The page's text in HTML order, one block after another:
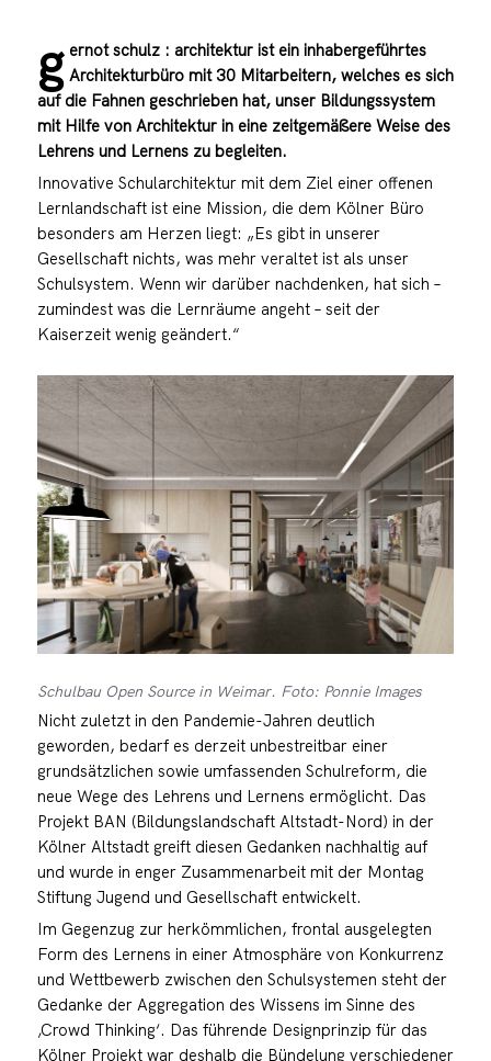
g ernot schulz : architektur ist ein inhabergeführtes
Architekturbüro mit 30 Mitarbeitern, welches es sich
auf die Fahnen geschrieben hat, unser Bildungssystem
mit Hilfe von Architektur in eine zeitgemäßere Weise des
Lehrens und Lernens zu begleiten.
Innovative Schularchitektur mit dem Ziel einer offenen
Lernlandschaft ist eine Mission, die dem Kölner Büro
besonders am Herzen liegt: „Es gibt in unserer
Gesellschaft nichts, was mehr veraltet ist als unser
Schulsystem. Wenn wir darüber nachdenken, hat sich –
zumindest was die Lernräume angeht – seit der
Kaiserzeit wenig geändert.“
Schulbau Open Source in Weimar. Foto: Ponnie Images
Nicht zuletzt in den Pandemie-Jahren deutlich
geworden, bedarf es derzeit unbestreitbar einer
grundsätzlichen sowie umfassenden Schulreform, die
neue Wege des Lehrens und Lernens ermöglicht. Das
Projekt BAN (Bildungslandschaft Altstadt-Nord) in der
Kölner Altstadt greift diesen Gedanken nachhaltig auf
und wurde in enger Zusammenarbeit mit der Montag
Stiftung Jugend und Gesellschaft entwickelt.
Im Gegenzug zur herkömmlichen, frontal ausgelegten
Form des Lernens in einer Atmosphäre von Konkurrenz
und Wettbewerb zwischen den Schulsystemen steht der
Gedanke der Aggregation des Wissens im Sinne des
‚Crowd Thinking‘. Das führende Designprinzip für das
Kölner Projekt war deshalb die Bündelung verschiedener